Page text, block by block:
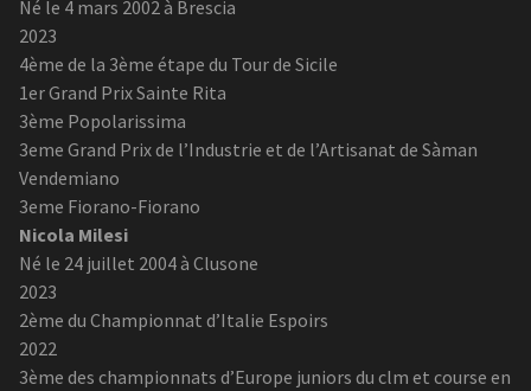
Né le 4 mars 2002 à Brescia
2023
4ème de la 3ème étape du Tour de Sicile
1er Grand Prix Sainte Rita
3ème Popolarissima
3eme Grand Prix de l’Industrie et de l’Artisanat de Sàman
Vendemiano
3eme Fiorano-Fiorano
Nicola Milesi
Né le 24 juillet 2004 à Clusone
2023
2ème du Championnat d’Italie Espoirs
2022
3ème des championnats d’Europe juniors du clm et course en